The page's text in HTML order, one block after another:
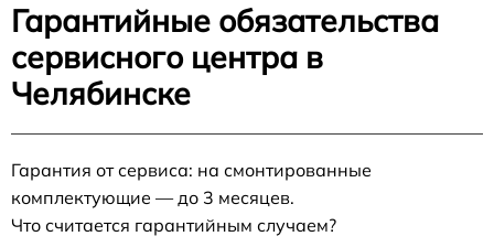
Гарантийные обязательства
сервисного центра в
Челябинске
Гарантия от сервиса: на смонтированные
комплектующие — до 3 месяцев.
Что считается гарантийным случаем?